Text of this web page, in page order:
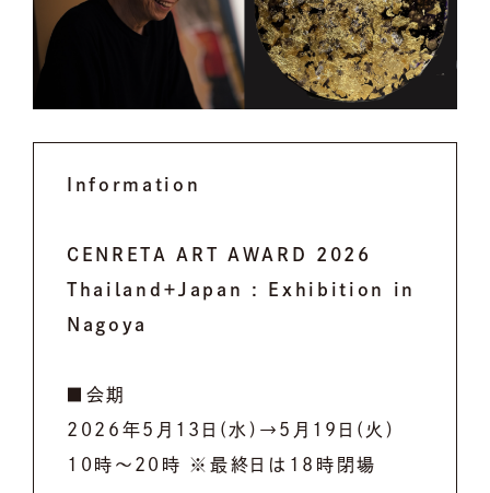
Information
CENRETA ART AWARD 2026
Thailand＋Japan : Exhibition in
Nagoya
会期
2026年5月13日(水)→5月19日(火)
10時〜20時 ※最終日は18時閉場